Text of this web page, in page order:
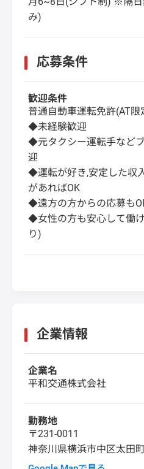
み)
応募条件
歓迎条件
普通自動車運転免許(AT限
◆未経験歓迎
◆元タクシー運転手など
迎
◆運転が好き,安定した収
があればOK
◆遠方の方からの応募も
◆女性の方も安心して働
り)
企業情報
企業名
平和交通株式会社
勤務地
〒231-0011
神奈川県横浜市中区太田